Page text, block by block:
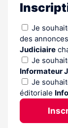
Je
des
Judiciaire
Je
Informateur
Je
éditoriale